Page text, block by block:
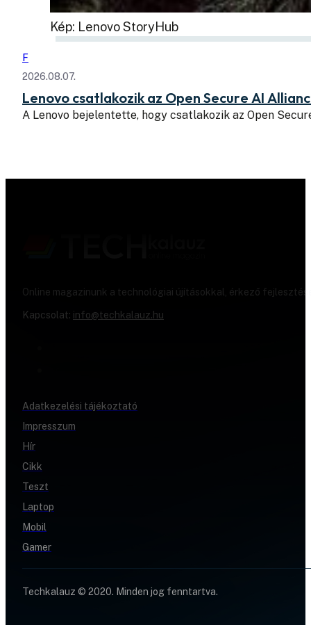
Kép: Lenovo StoryHub
F
2026.08.07.
Lenovo csatlakozik az Open Secure AI
A Lenovo bejelentette, hogy csatlakozik az Open
Online magazinunk a technológiai újításokkal, érkező
Kapcsolat: info@techkalauz.hu
Adatkezelési tájékoztató
Impresszum
Hír
Cikk
Teszt
Laptop
Mobil
Gamer
Techkalauz © 2020. Minden jog fenntartva.